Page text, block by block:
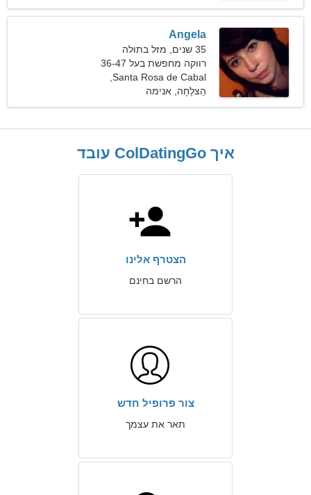
Angela
35 שנים, מזל בתולה
רווקה מחפשת בעל 36-47
קולומביה
הַצלָחָה, אנימה
איך ColDatingGo עובד
הצטרף אלינו
הרשם בחינם
צור פרופיל חדש
תאר את עצמך